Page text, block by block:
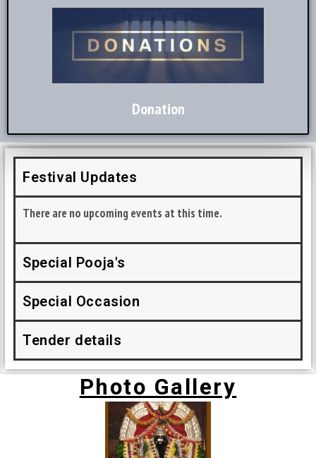
Donation
Festival Updates
There are no upcoming events at this time.
Special Pooja's
Special Occasion
Tender details
Photo Gallery